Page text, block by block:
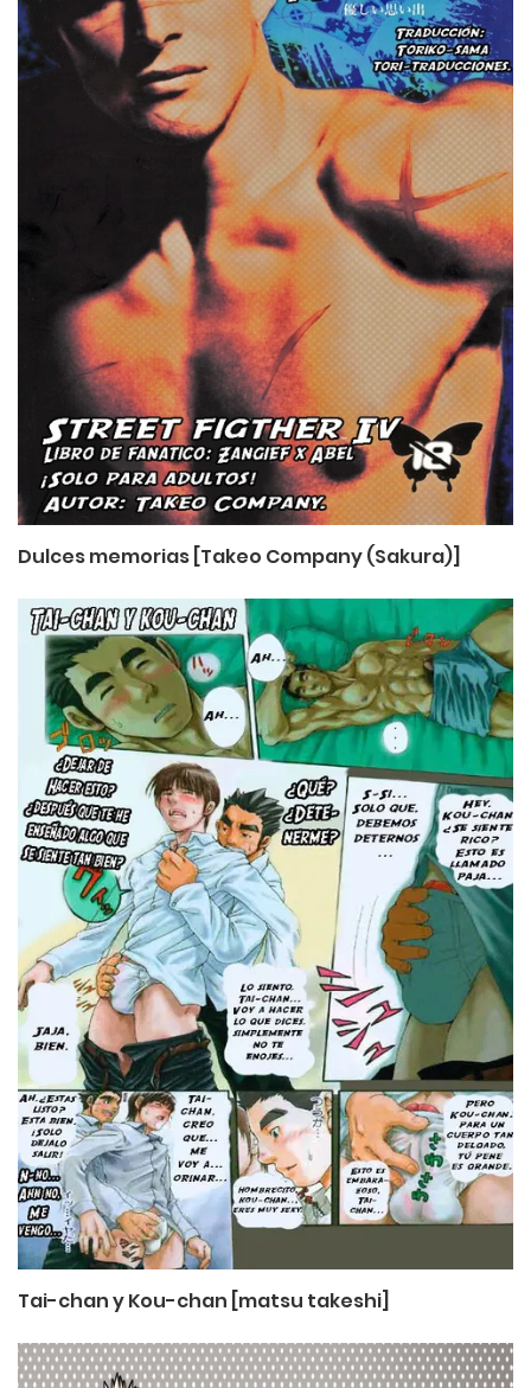
Dulces memorias [Takeo Company (Sakura)]
Tai-chan y Kou-chan [matsu takeshi]